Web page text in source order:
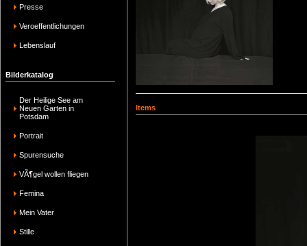
Presse
Veroeffentlichungen
Lebenslauf
Bilderkatalog
Der Heilige See am
Neuen Garten in
Potsdam
Portrait
Spurensuche
VÃ¶gel wollen fliegen
Femina
Mein Vater
Stille
Items